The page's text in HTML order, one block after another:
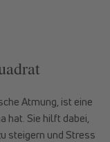
Atmung, ist eine
hat. Sie hilft dabei,
steigern und Stress